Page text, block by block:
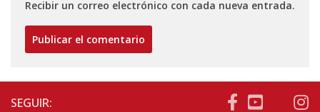
Recibir un correo electrónico con cada nueva entrada.
SEGUIR: